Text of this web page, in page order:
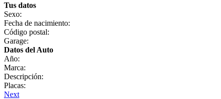
Tus datos
Sexo:
Fecha de nacimiento:
Código postal:
Garage:
Datos del Auto
Año:
Marca:
Descripción:
Placas:
Next